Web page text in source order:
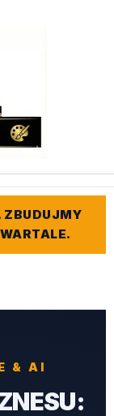
ZBUDUJMY
& AI